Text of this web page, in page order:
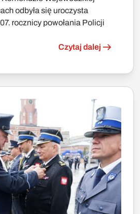
odbyła się uroczysta
rocznicy powołania Policji
Czytaj dalej